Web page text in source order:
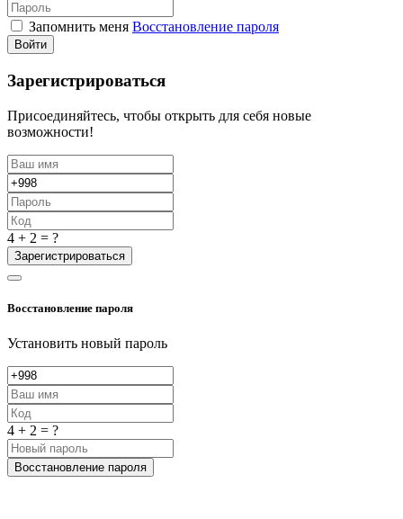
Запомнить меня Восстановление пароля
Войти
Зарегистрироваться
Присоединяйтесь, чтобы открыть для себя новые
возможности!
4 + 2 = ?
Зарегистрироваться
Восстановление пароля
Установить новый пароль
4 + 2 = ?
Восстановление пароля